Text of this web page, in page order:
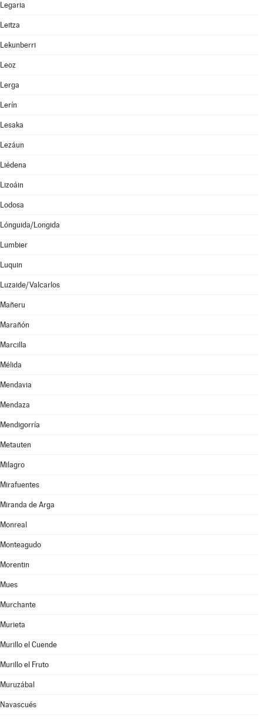
Legaria
Leitza
Lekunberri
Leoz
Lerga
Lerín
Lesaka
Lezáun
Liédena
Lizoáin
Lodosa
Lónguida/Longida
Lumbier
Luquin
Luzaide/Valcarlos
Mañeru
Marañón
Marcilla
Mélida
Mendavia
Mendaza
Mendigorría
Metauten
Milagro
Mirafuentes
Miranda de Arga
Monreal
Monteagudo
Morentin
Mues
Murchante
Murieta
Murillo el Cuende
Murillo el Fruto
Muruzábal
Navascués